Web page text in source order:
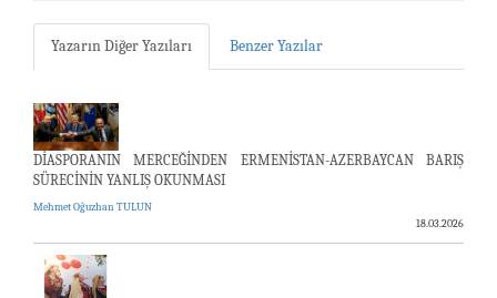
Yazarın Diğer Yazıları Benzer Yazılar
DİASPORANIN MERCEĞİNDEN ERMENİSTAN-AZERBAYCAN BARIŞ
SÜRECİNİN YANLIŞ OKUNMASI
Mehmet Oğuzhan TULUN
18.03.2026